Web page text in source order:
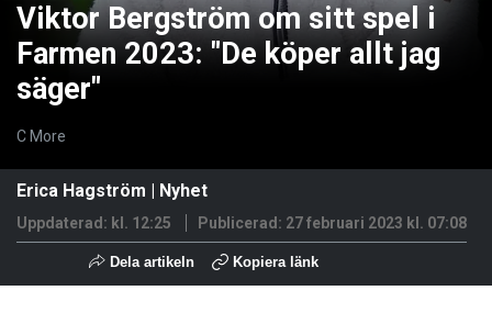
Viktor Bergström om sitt spel i
Farmen 2023: "De köper allt jag
säger"
C More
Erica Hagström | Nyhet
Uppdaterad: kl. 12:25 Publicerad: 27 februari 2023 kl. 07:08
Dela artikeln Kopiera länk